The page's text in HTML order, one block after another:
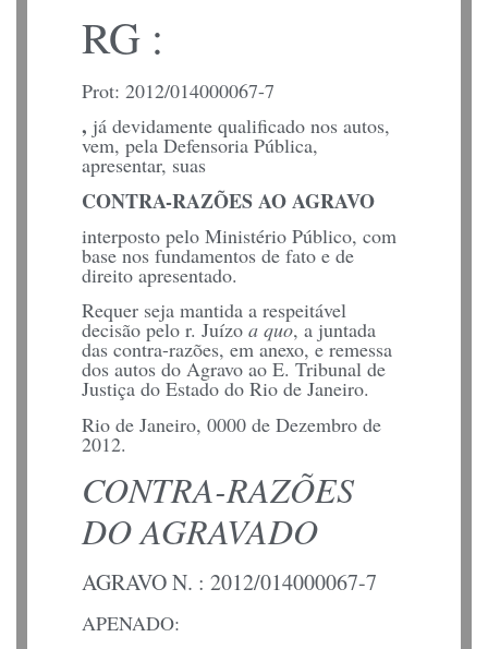
RG :
Prot: 2012/014000067-7
, já devidamente qualificado nos autos,
vem, pela Defensoria Pública,
apresentar, suas
CONTRA-RAZÕES AO AGRAVO
interposto pelo Ministério Público, com
base nos fundamentos de fato e de
direito apresentado.
Requer seja mantida a respeitável
decisão pelo r. Juízo a quo, a juntada
das contra-razões, em anexo, e remessa
dos autos do Agravo ao E. Tribunal de
Justiça do Estado do Rio de Janeiro.
Rio de Janeiro, 0000 de Dezembro de
2012.
CONTRA-RAZÕES
DO AGRAVADO
AGRAVO N. : 2012/014000067-7
APENADO: